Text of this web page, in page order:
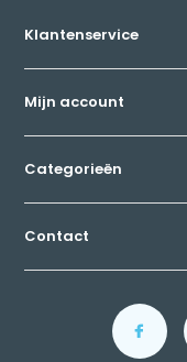
Klantenservice
Mijn account
Categorieën
Contact